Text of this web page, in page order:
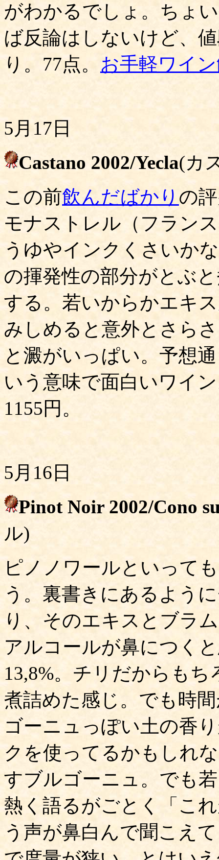
がわかるでしょ。ちょ
ば反論はしないけど、
り。77点。 お手軽ワイ
5月17日
Castano 2002/Yecla(カ
この前飲んだばかり の
モナストレル（フラン
うゆやインクくさいか
の揮発性の部分がとぶ
する。若いからかエキ
みしめると意外とさら
と澱がいっぱい。予想
いう意味で面白いワイ
1155円。
5月16日
Pinot Noir 2002/Cono
ル)
ピノノワールといって
う。裏書きにあるよう
り、そのエキスとブラ
アルコールが鼻につく
13,8%。チリだからも
煮詰めた感じ。でも時
ゴーニュっぽい土の香
クを使ってるかもしれ
すブルゴーニュ。でも
熱く語るがごとく「こ
う声が鼻白んで聞こえ